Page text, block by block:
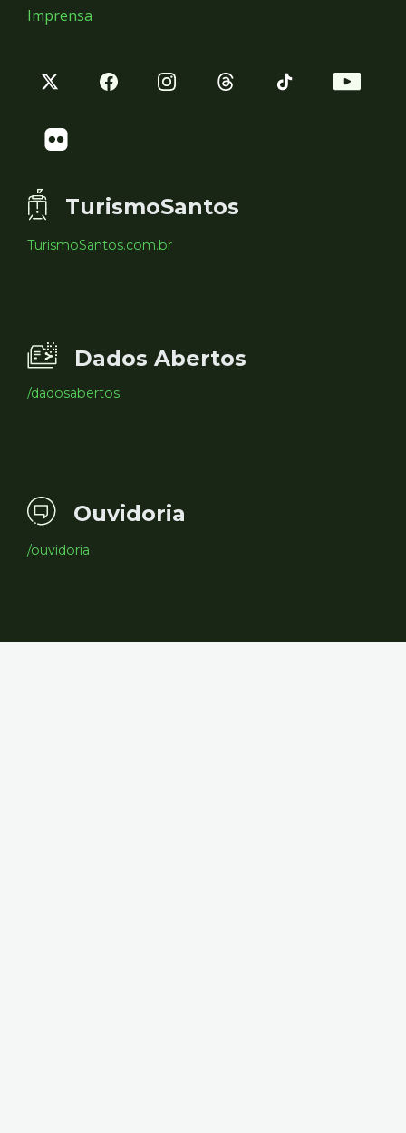
Imprensa
TurismoSantos
TurismoSantos.com.br
Dados Abertos
/dadosabertos
Ouvidoria
/ouvidoria